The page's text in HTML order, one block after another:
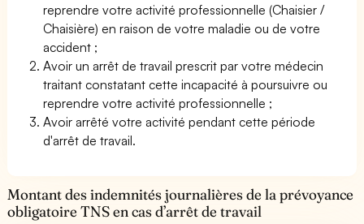
reprendre votre activité professionnelle (Chaisier /
Chaisière) en raison de votre maladie ou de votre
accident ;
Avoir un arrêt de travail prescrit par votre médecin
traitant constatant cette incapacité à poursuivre ou
reprendre votre activité professionnelle ;
Avoir arrêté votre activité pendant cette période
d'arrêt de travail.
Montant des indemnités journalières de la prévoyance
obligatoire TNS en cas d’arrêt de travail